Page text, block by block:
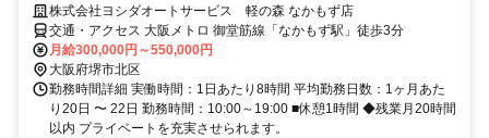
株式会社ヨシダオートサービス 軽の森 なかもず店
交通・アクセス 大阪メトロ 御堂筋線「なかもず駅」徒歩3分
月給300,000円～550,000円
大阪府堺市北区
勤務時間詳細 実働時間：1日あたり8時間 平均勤務日数：1ヶ月あた
り20日 〜 22日 勤務時間：10:00～19:00 ■休憩1時間 ◆残業月20時間
以内 プライベートを充実させられます。